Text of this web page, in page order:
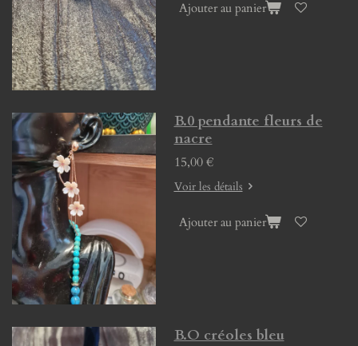
Ajouter au panier
B.0 pendante fleurs de
nacre
15,00 €
Voir les détails
Ajouter au panier
B.O créoles bleu